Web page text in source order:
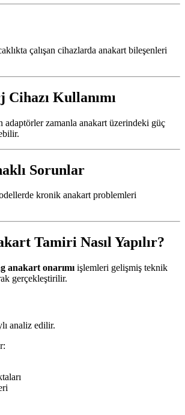
çalışan cihazlarda anakart bileşenleri
Kullanımı
adaptörler zamanla anakart üzerindeki güç
Sorunlar
kronik anakart problemleri
Tamiri Nasıl Yapılır?
anakart onarımı işlemleri gelişmiş teknik
gerçekleştirilir.
analiz edilir.